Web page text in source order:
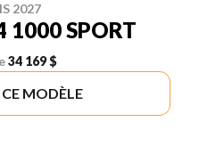
2027
1000 SPORT
34 169 $
MODÈLE